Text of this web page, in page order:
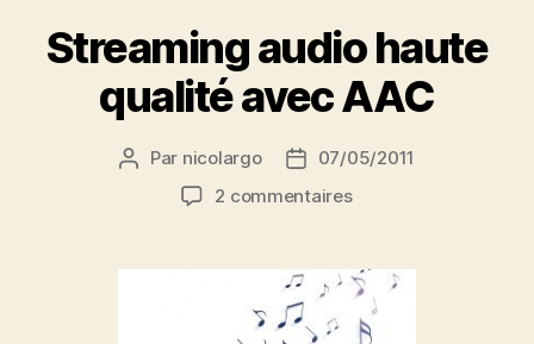
Streaming audio haute
qualité avec AAC
Auteur
l’article
Par nicolargo
Date
de
07/05/2011
2 commentairessur
haute
qualité
avec